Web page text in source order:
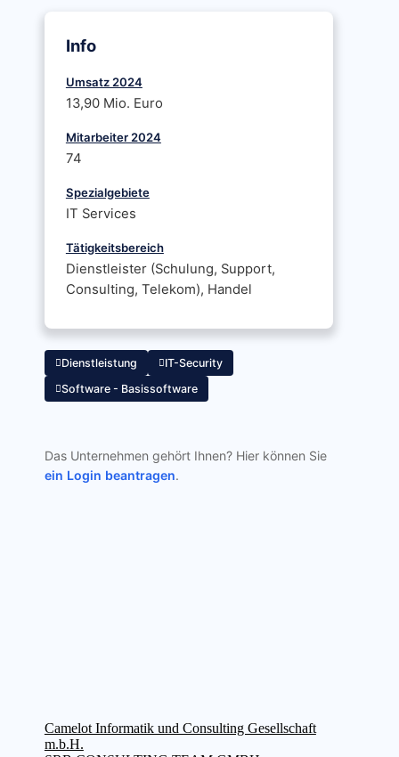
Info
Umsatz 2024
13,90 Mio. Euro
Mitarbeiter 2024
74
Spezialgebiete
IT Services
Tätigkeitsbereich
Dienstleister (Schulung, Support,
Consulting, Telekom), Handel
Dienstleistung
IT-Security
Software - Basissoftware
Das Unternehmen gehört Ihnen? Hier können Sie
ein Login beantragen.
Beitragsnavigation
Vorheriger
Beitrag:
Camelot Informatik und Consulting Gesellschaft
m.b.H.